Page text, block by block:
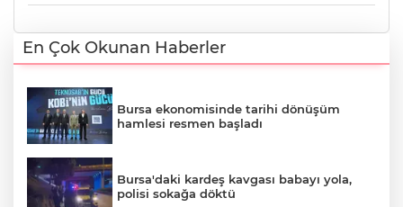
En Çok Okunan Haberler
Bursa ekonomisinde tarihi dönüşüm
hamlesi resmen başladı
Bursa'daki kardeş kavgası babayı yola,
polisi sokağa döktü